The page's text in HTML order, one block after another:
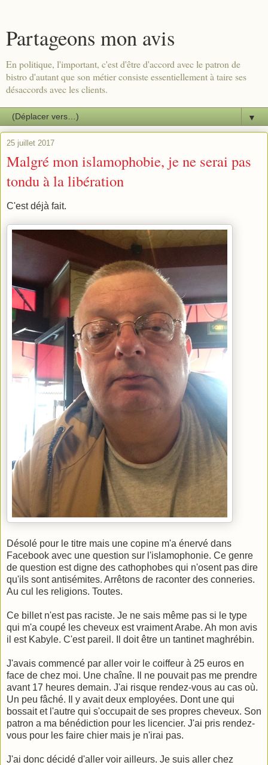
Partageons mon avis
En politique, l'important, c'est d'être d'accord avec le patron de
bistro d'autant que son métier consiste essentiellement à taire ses
désaccords avec les clients.
▼
25 juillet 2017
Malgré mon islamophobie, je ne serai pas
tondu à la libération
C'est déjà fait.
Désolé pour le titre mais une copine m'a énervé dans
Facebook avec une question sur l'islamophonie. Ce genre
de question est digne des cathophobes qui n'osent pas dire
qu'ils sont antisémites. Arrêtons de raconter des conneries.
Au cul les religions. Toutes.
Ce billet n'est pas raciste. Je ne sais même pas si le type
qui m'a coupé les cheveux est vraiment Arabe. Ah mon avis
il est Kabyle. C'est pareil. Il doit être un tantinet maghrébin.
J'avais commencé par aller voir le coiffeur à 25 euros en
face de chez moi. Une chaîne. Il ne pouvait pas me prendre
avant 17 heures demain. J'ai risque rendez-vous au cas où.
Un peu fâché. Il y avait deux employées. Dont une qui
bossait et l'autre qui s'occupait de ses propres cheveux. Son
patron a ma bénédiction pour les licencier. J'ai pris rendez-
vous pour les faire chier mais je n'irai pas.
J'ai donc décidé d'aller voir ailleurs. Je suis aller chez